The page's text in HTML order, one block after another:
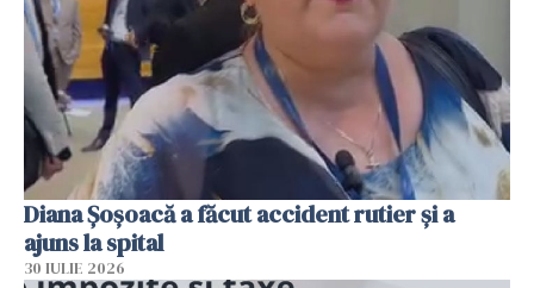
Diana Șoșoacă a făcut accident rutier și a
ajuns la spital
30 IULIE 2026